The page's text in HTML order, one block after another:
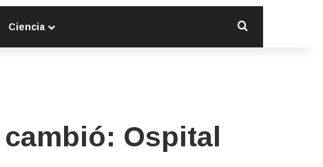
Ciencia
Ospital